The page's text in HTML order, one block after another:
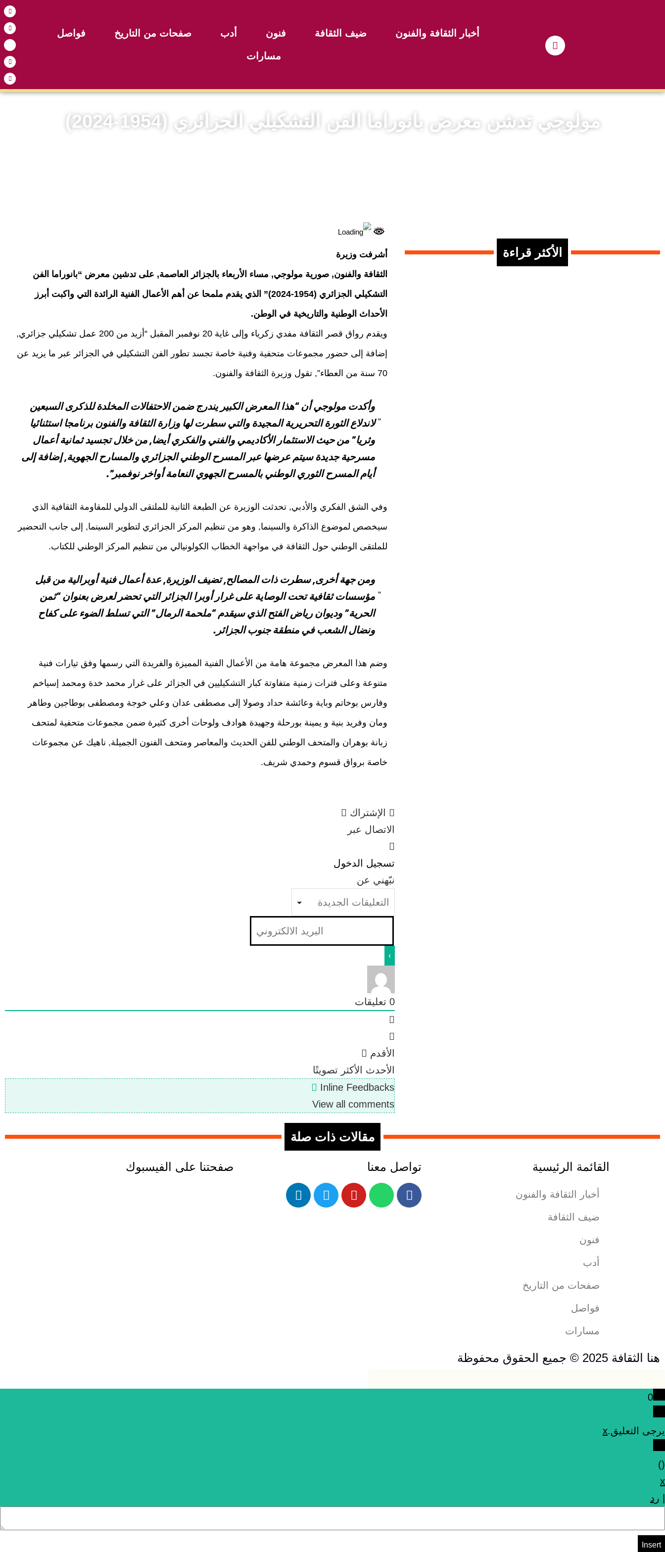
أخبار الثقافة والفنون ضيف الثقافة فنون أدب صفحات من التاريخ فواصل
مسارات
مولوجي تدشن معرض بانوراما الفن التشكيلي الجزائري (1954-2024)
الأكثر قراءة
أشرفت وزيرة
الثقافة والفنون, صورية مولوجي, مساء الأربعاء بالجزائر العاصمة, على تدشين معرض “بانوراما الفن
التشكيلي الجزائري (1954-2024)” الذي يقدم ملمحا عن أهم الأعمال الفنية الرائدة التي واكبت أبرز
الأحداث الوطنية والتاريخية في الوطن.
ويقدم رواق قصر الثقافة مفدي زكرياء وإلى غاية 20 نوفمبر المقبل “أزيد من 200 عمل تشكيلي جزائري,
إضافة إلى حضور مجموعات متحفية وفنية خاصة تجسد تطور الفن التشكيلي في الجزائر عبر ما يزيد عن
70 سنة من العطاء”, تقول وزيرة الثقافة والفنون.
وأكدت مولوجي أن “هذا المعرض الكبير يندرج ضمن الاحتفالات المخلدة للذكرى السبعين
لاندلاع الثورة التحريرية المجيدة والتي سطرت لها وزارة الثقافة والفنون برنامجا استثنائيا
وثريا” من حيث الاستثمار الأكاديمي والفني والفكري أيضا, من خلال تجسيد ثمانية أعمال
مسرحية جديدة سيتم عرضها عبر المسرح الوطني الجزائري والمسارح الجهوية, إضافة إلى
أيام المسرح الثوري الوطني بالمسرح الجهوي النعامة أواخر نوفمبر”.
وفي الشق الفكري والأدبي, تحدثت الوزيرة عن الطبعة الثانية للملتقى الدولي للمقاومة الثقافية الذي
سيخصص لموضوع الذاكرة والسينما, وهو من تنظيم المركز الجزائري لتطوير السينما, إلى جانب التحضير
للملتقى الوطني حول الثقافة في مواجهة الخطاب الكولونيالي من تنظيم المركز الوطني للكتاب.
ومن جهة أخرى, سطرت ذات المصالح, تضيف الوزيرة, عدة أعمال فنية أوبرالية من قبل
مؤسسات ثقافية تحت الوصاية على غرار أوبرا الجزائر التي تحضر لعرض بعنوان “ثمن
الحرية” وديوان رياض الفتح الذي سيقدم “ملحمة الرمال” التي تسلط الضوء على كفاح
ونضال الشعب في منطقة جنوب الجزائر.
وضم هذا المعرض مجموعة هامة من الأعمال الفنية المميزة والفريدة التي رسمها وفق تيارات فنية
متنوعة وعلى فترات زمنية متفاوتة كبار التشكيليين في الجزائر على غرار محمد خدة ومحمد إسياخم
وفارس بوخاتم وباية وعائشة حداد وصولا إلى مصطفى عدان وعلي خوجة ومصطفى بوطاجين وطاهر
ومان وفريد بنية و يمينة بورحلة وجهيدة هوادف ولوحات أخرى كثيرة ضمن مجموعات متحفية لمتحف
زبانة بوهران والمتحف الوطني للفن الحديث والمعاصر ومتحف الفنون الجميلة, ناهيك عن مجموعات
خاصة برواق قسوم وحمدي شريف.
الإشتراك
الاتصال عبر
تسجيل الدخول
نبّهني عن
0 تعليقات
الأقدم
الأحدث
الأكثر تصويتًا
Inline Feedbacks
View all comments
مقالات ذات صلة
القائمة الرئيسية
أخبار الثقافة والفنون
ضيف الثقافة
فنون
أدب
صفحات من التاريخ
فواصل
مسارات
تواصل معنا صفحتنا على الفيسبوك
هنا الثقافة 2025 © جميع الحقوق محفوظة
0
يرجى التعليق.x
(
)
x
رد
Insert